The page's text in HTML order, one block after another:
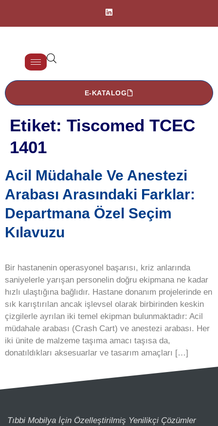
E-KATALOG
Etiket: Tiscomed TCEC
1401
Acil Müdahale Ve Anestezi
Arabası Arasındaki Farklar:
Departmana Özel Seçim
Kılavuzu
Bir hastanenin operasyonel başarısı, kriz anlarında
saniyelerle yarışan personelin doğru ekipmana ne kadar
hızlı ulaştığına bağlıdır. Hastane donanım projelerinde en
sık karıştırılan ancak işlevsel olarak birbirinden keskin
çizgilerle ayrılan iki temel ekipman bulunmaktadır: Acil
müdahale arabası (Crash Cart) ve anestezi arabası. Her
iki ünite de malzeme taşıma amacı taşısa da,
donatıldıkları aksesuarlar ve tasarım amaçları […]
Tıbbi Mobilya İçin Özelleştirilmiş Yenilikçi Çözümler